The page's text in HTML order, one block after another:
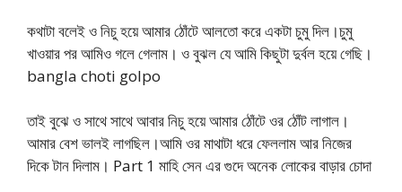
কথাটা বলেই ও নিচু হয়ে আমার ঠোঁটে আলতো করে একটা চুমু দিল।চুমু
খাওয়ার পর আমিও গলে গেলাম। ও বুঝল যে আমি কিছুটা দুর্বল হয়ে গেছি।
bangla choti golpo
তাই বুঝে ও সাথে সাথে আবার নিচু হয়ে আমার ঠোঁটে ওর ঠোঁট লাগাল।
আমার বেশ ভালই লাগছিল।আমি ওর মাথাটা ধরে ফেললাম আর নিজের
দিকে টান দিলাম। Part 1 মাহি সেন এর গুদে অনেক লোকের বাড়ার চোদা